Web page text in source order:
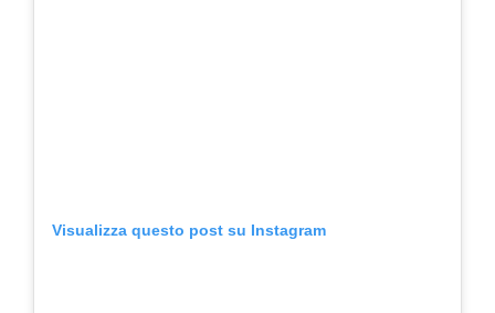
Visualizza questo post su Instagram